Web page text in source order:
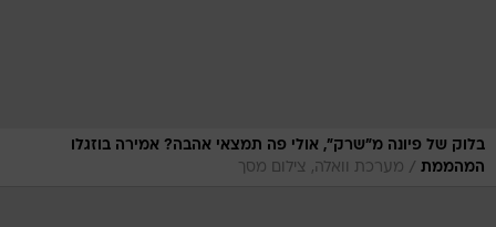
בלוק של פיונה מ"שרק", אולי פה תמצאי אהבה? אמירה בוזגלו
המהממת / מערכת וואלה, צילום מסך